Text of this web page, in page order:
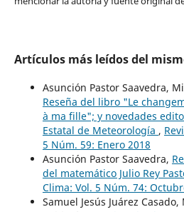
Artículos más leídos del
Asunción Pastor Saavedra,
Reseña del libro "Le
à ma fille"; y novedades
Estatal de Meteorología ,
5 Núm. 59: Enero 2018
Asunción Pastor Saavedra,
del matemático Julio Rey
Clima: Vol. 5 Núm. 74:
Samuel Jesús Juárez